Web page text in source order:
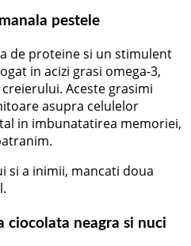
pestele
de proteine si un stimulent
in acizi grasi omega-3,
Aceste grasimi
asupra celulelor
in imbunatatirea memoriei,
si a inimii, mancati doua
ciocolata neagra si nuci